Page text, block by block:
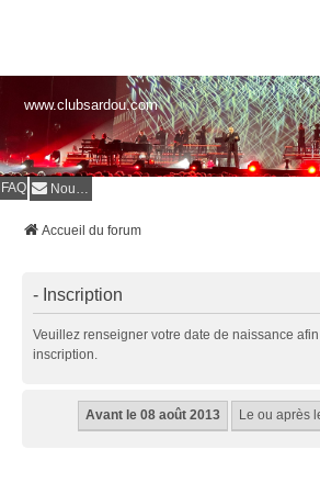
www.clubsardou.com
FAQ Nous contacter
Accueil du forum
- Inscription
Veuillez renseigner votre date de naissance
inscription.